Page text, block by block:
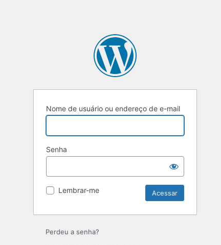
Nome de usuário ou endereço de e-mail
Senha
Lembrar-me
Perdeu a senha?